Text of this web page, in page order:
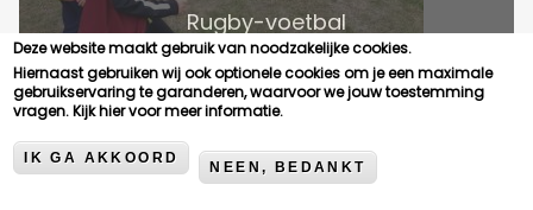
Rugby-voetbal
Deze website maakt gebruik van noodzakelijke cookies.
Hiernaast gebruiken wij ook optionele cookies om je een maximale
gebruikservaring te garanderen, waarvoor we jouw toestemming
vragen.Kijk hier voor meer informatie.
IK GA AKKOORD
NEEN, BEDANKT